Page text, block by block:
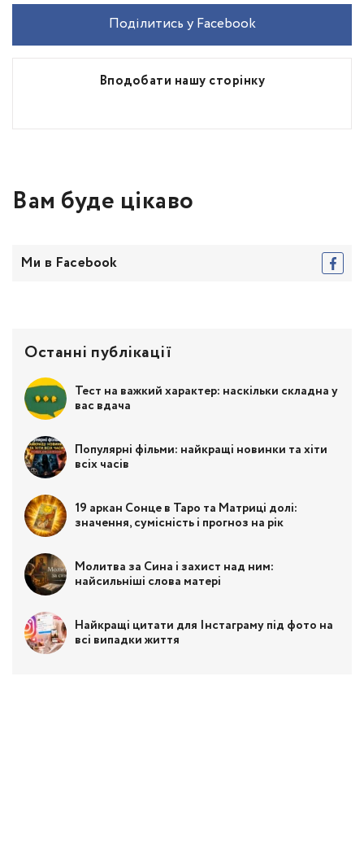
Вподобати нашу сторінку
Поділитись у Facebook
Вам буде цікаво
Ми в Facebook
Останні публікації
Тест на важкий характер: наскільки складна у
вас вдача
Популярні фільми: найкращі новинки та хіти
всіх часів
19 аркан Сонце в Таро та Матриці долі:
значення, сумісність і прогноз на рік
Молитва за Сина і захист над ним:
найсильніші слова матері
Найкращі цитати для Інстаграму під фото на
всі випадки життя